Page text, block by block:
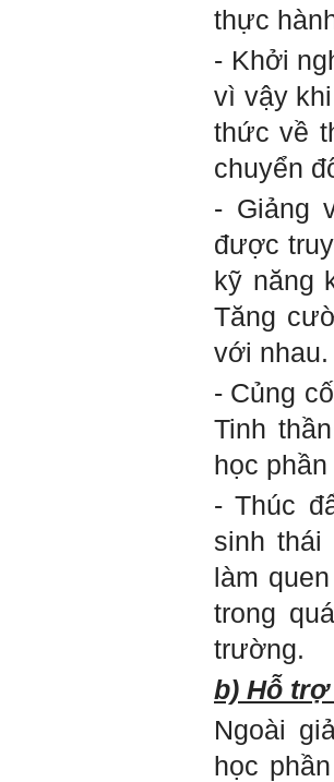
thực
- Khởi
vì vậy
thức về
chuyển
- Giảng
được
kỹ năng
Tăng
với nhau.
- Củng
Tinh
học
- Thúc
sinh thái
làm
trong
trường.
b) Hỗ
Ngoài
học